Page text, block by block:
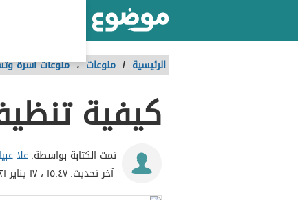
الرئيسية / منوعات ،منوعات أسرة
كيفية
تمت الكتابة بواسطة:علا
آخر تحديث:١٥:٤٧ ، ١٧ يناير ٢٠٢١